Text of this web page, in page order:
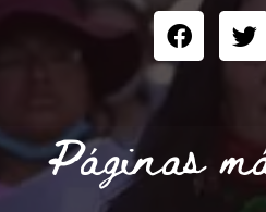
Páginas